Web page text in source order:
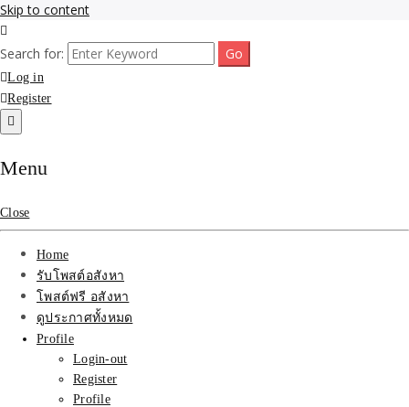
Skip to content
รับจ้างโพสขายบ้าน ที่ดิน
ติดAI SEO กับบริษัทใหญ่
รับจ้างทำโฆษณา สินค้า
บ้านที่ดิน ราคา ถูกและดี
ที่สุด บริการ โปรโมท
โฆษณารับโพสอสังหา ทีม
งาน บริํษัทใหญ่ เว็บขาย
บ้าน คุณภาพอันดับ1
SEOขายบ้าน
รับจ้างโพสขายบ้าน ที่ดิน ไม่มีค่านายหน้า กับบริษัท SEO-AI เน้นติดหน้า
แรก บริการโพสต์ โปรโมท รับจ้างทำโฆษณา ราคาถูก เว็บขายบ้าน รับโพ
สอสังหา ติดหน้าแรกกูเกิ้ล ทีมงาน บริํษัทใหญ่ รับประกันผลงาน ที่เดียวใน
เมืองไทย ช่วยคุณขายบ้าน อสังหา สินค้าได้จริงๆ ราคาถูกและดี มีอยู่จริง
Search for:
Log in
Register
Menu
Close
Home
รับโพสต์อสังหา
โพสต์ฟรี อสังหา
ดูประกาศทั้งหมด
Profile
Login-out
Register
Profile